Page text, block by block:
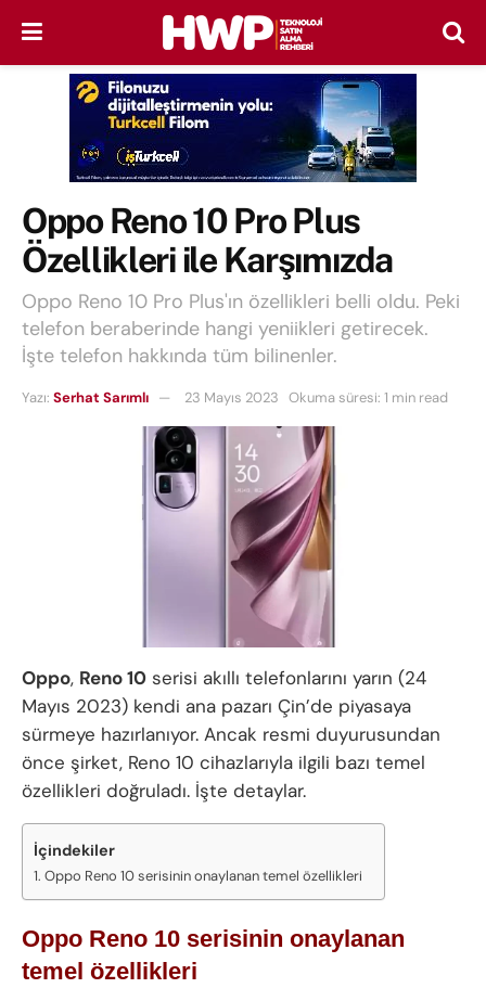
Oppo Reno 10 Pro Plus
Özellikleri ile Karşımızda
Oppo Reno 10 Pro Plus'ın özellikleri belli oldu. Peki
telefon beraberinde hangi yeniikleri getirecek.
İşte telefon hakkında tüm bilinenler.
Yazı: Serhat Sarımlı 23 Mayıs 2023 Okuma süresi: 1 min read
Oppo, Reno 10 serisi akıllı telefonlarını yarın (24
Mayıs 2023) kendi ana pazarı Çin’de piyasaya
sürmeye hazırlanıyor. Ancak resmi duyurusundan
önce şirket, Reno 10 cihazlarıyla ilgili bazı temel
özellikleri doğruladı. İşte detaylar.
İçindekiler
Oppo Reno 10 serisinin onaylanan temel özellikleri
Oppo Reno 10 serisinin onaylanan
temel özellikleri